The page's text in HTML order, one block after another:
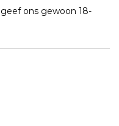
ons gewoon 18-